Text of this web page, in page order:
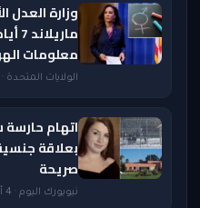
وزارة
معلومات
الولايات المتحدة · 3 أغسطس 2026 — 11:05 PM
اتهام
بعلاقة
صريحة
نيويورك اليوم · 4 أغسطس 2026 — 8:20 AM